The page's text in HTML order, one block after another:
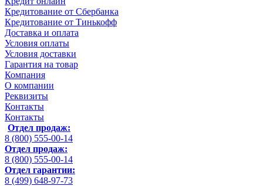
Кредитование от Сбербанка
Кредитование от Тинькофф
Доставка и оплата
Условия оплаты
Условия доставки
Гарантия на товар
Компания
О компании
Реквизиты
Контакты
Контакты
Отдел продаж:
8 (800) 555-00-14
Отдел продаж:
8 (800) 555-00-14
Отдел гарантии:
8 (499) 648-97-73